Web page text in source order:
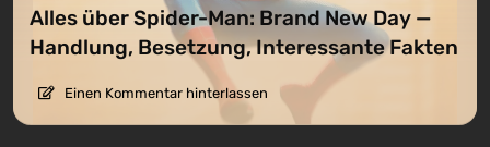
Alles über Spider-Man: Brand New Day —
Handlung, Besetzung, Interessante Fakten
Einen Kommentar hinterlassen